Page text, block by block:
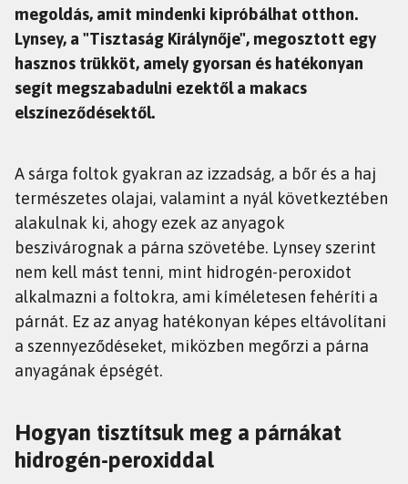
megoldás, amit mindenki kipróbálhat otthon.
Lynsey, a "Tisztaság Királynője", megosztott egy
hasznos trükköt, amely gyorsan és hatékonyan
segít megszabadulni ezektől a makacs
elszíneződésektől.
A sárga foltok gyakran az izzadság, a bőr és a haj
természetes olajai, valamint a nyál következtében
alakulnak ki, ahogy ezek az anyagok
beszivárognak a párna szövetébe. Lynsey szerint
nem kell mást tenni, mint hidrogén-peroxidot
alkalmazni a foltokra, ami kíméletesen fehéríti a
párnát. Ez az anyag hatékonyan képes eltávolítani
a szennyeződéseket, miközben megőrzi a párna
anyagának épségét.
Hogyan tisztítsuk meg a párnákat
hidrogén-peroxiddal